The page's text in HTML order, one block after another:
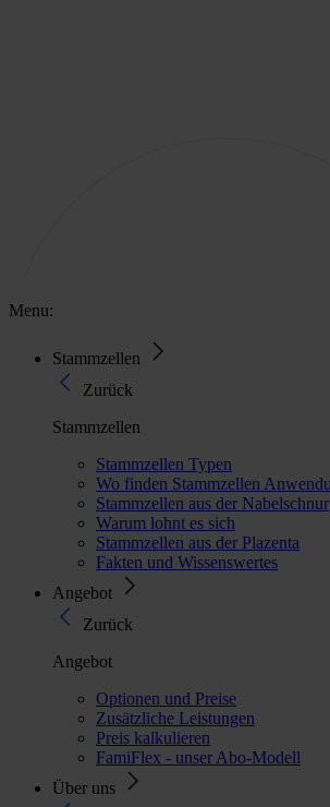
Menu:
Stammzellen
Zurück
Stammzellen
Stammzellen Typen
Wo finden Stammzellen
Stammzellen aus der Nabelschnur
Warum lohnt es sich
Stammzellen aus der Plazenta
Fakten und Wissenswertes
Angebot
Zurück
Angebot
Optionen und Preise
Zusätzliche Leistungen
Preis kalkulieren
FamiFlex - unser Abo-Modell
Über uns